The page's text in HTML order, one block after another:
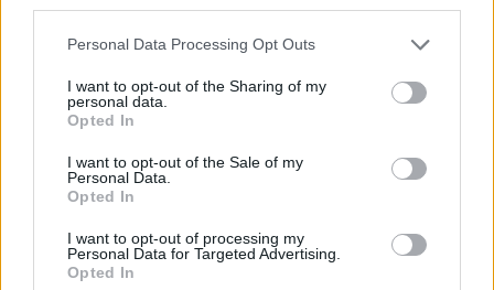
Personal Data Processing Opt Outs
I want to opt-out of the Sharing of my
personal data.
Opted In
I want to opt-out of the Sale of my
Personal Data.
Opted In
I want to opt-out of processing my
Personal Data for Targeted Advertising.
Opted In
Save my name, email, and website in this browser for the
next time I comment.